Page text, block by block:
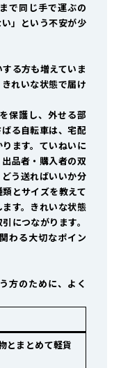
で同じ手で運ぶの
」という不安が少
る方も増えていま
れいな状態で届け
保護し、外せる部
る自転車は、宅配
ます。ていねいに
品者・購入者の双
う送ればいいか分
とサイズを教えて
す。きれいな状態
につながります。
わる大切なポイン
方のために、よく
とまとめて軽貨